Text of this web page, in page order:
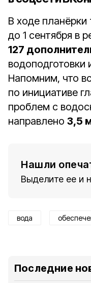
В ходе планёрки
до 1 сентября в
127
водоподготовки
Напомним, что
по инициативе
проблем с
направлено 3,5
Нашли
Выделите ее и
вода
Последние